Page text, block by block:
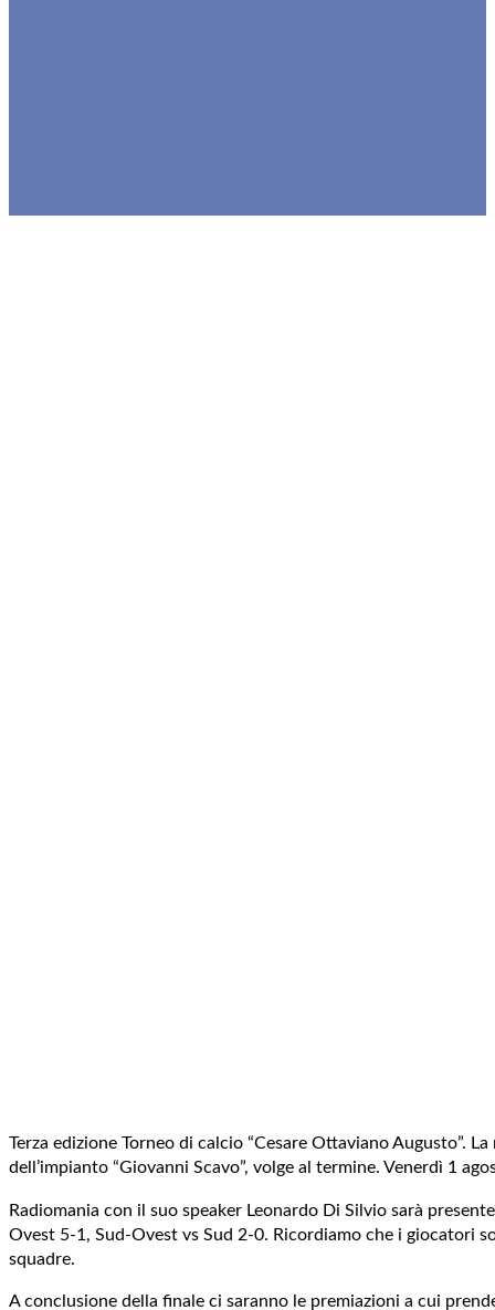
Terza edizione Torneo di calcio “Cesare Ottaviano Augusto”.
dell’impianto “Giovanni Scavo”, volge al termine. Venerdì 1
Radiomania con il suo speaker Leonardo Di Silvio sarà
Ovest 5-1, Sud-Ovest vs Sud 2-0. Ricordiamo che i giocatori
squadre.
A conclusione della finale ci saranno le premiazioni a cui